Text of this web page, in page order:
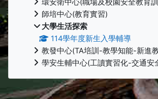
環安衛中心(職場及校園安全教育
師培中心(教育實習)
大學生活探索
114學年度新生入學輔導
教發中心(TA培訓-教學知能-新進
學安生輔中心(工讀實習化-交通安